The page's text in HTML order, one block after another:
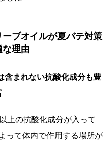
ブオイルが夏バテ対策
な理由
含まれない抗酸化成分も豊
上の抗酸化成分が入って
って体内で作用する場所が